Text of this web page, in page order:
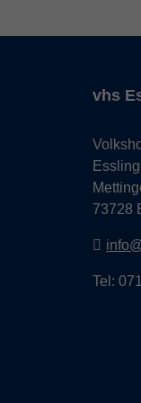
vhs
73728
Tel: